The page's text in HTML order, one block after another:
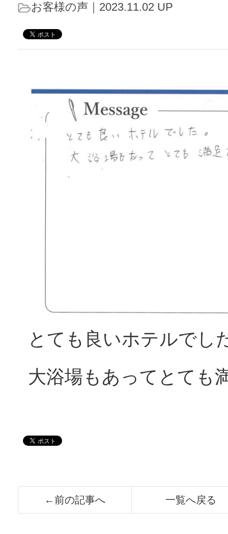
お客様の声 ｜2023.11.02 UP
とても良いホテルでし
大浴場もあってとても
←前の記事へ 一覧へ戻る